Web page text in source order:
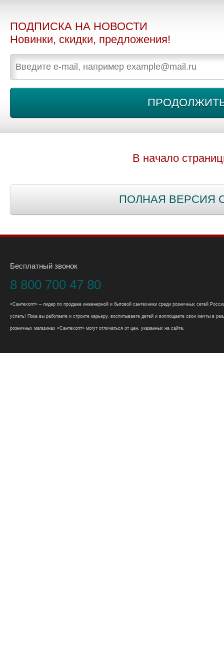
ПОДПИСКА НА НОВОСТИ
Новинки, скидки, предложения!
В начало
ПОЛНАЯ ВЕРСИЯ
Бесплатный звонок
8 800 700 47 80
«Сантехопт» – лидер по продаже инженерной и бытовой сантехники среди розничных сетей
успеть! Пока вы работаете и строите карьеру, воспитываете детей и воплощаете свои мечты в
розничных магазинах «Сантехопт» могут отличаться от цен, указанных на сайте.